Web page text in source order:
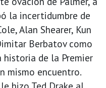
la incertidumbre de
Alan Shearer, Kun
Berbatov como
de la Premier
mismo encuentro.